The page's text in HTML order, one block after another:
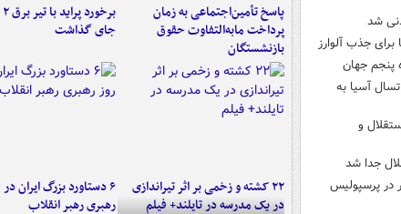
شد
جذب آلوارز
پنجم جهان
آسیا به
و
جدا شد
در پرسپولیس
پاسخ تأمین‌اجتماعی به زمان
پرداخت مابه‌التفاوت حقوق
بازنشستگان
جای گذاشت
۲۲ کشته و زخمی بر اثر تیراندازی
در یک مدرسه در تایلند+ فیلم
رهبری رهبر انقلاب